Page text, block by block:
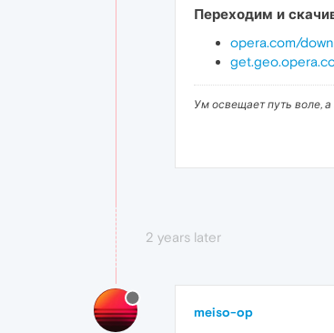
Переходим и
opera.com/
Ум освещает путь воле,
2 years later
meiso-op